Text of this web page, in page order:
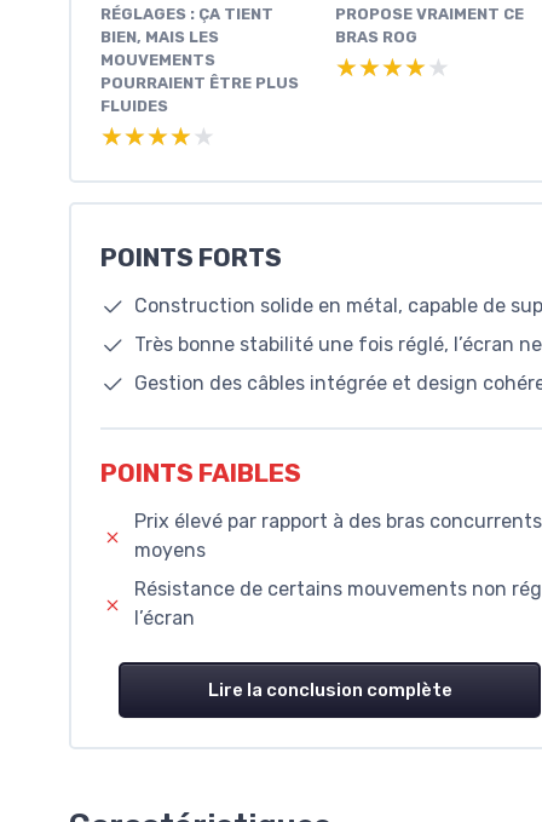
RÉGLAGES : ÇA TIENT
BIEN, MAIS LES
MOUVEMENTS
POURRAIENT ÊTRE PLUS
FLUIDES
★★★★★
★★★★★
PROPOSE VRAIMENT CE
BRAS ROG
★★★★★
★★★★★
POINTS FORTS
Construction solide en métal, capable de
Très bonne stabilité une fois réglé, l’écran
Gestion des câbles intégrée et design
POINTS FAIBLES
Prix élevé par rapport à des bras
moyens
Résistance de certains mouvements non
l’écran
Lire la conclusion complète